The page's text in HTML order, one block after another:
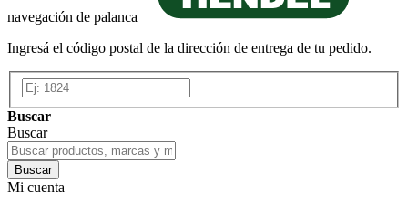
navegación de palanca
Ingresá el código postal de la dirección de entrega de tu pedido.
Buscar
Buscar
Buscar
Mi cuenta